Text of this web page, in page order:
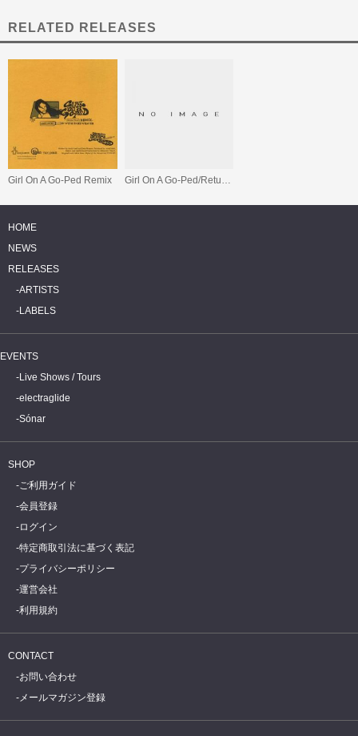
RELATED RELEASES
Girl On A Go-Ped Remix
HOME
NEWS
RELEASES
ARTISTS
LABELS
EVENTS
Live Shows / Tours
electraglide
Sónar
SHOP
ご利用ガイド
会員登録
ログイン
特定商取引法に基づく表記
プライバシーポリシー
運営会社
利用規約
CONTACT
お問い合わせ
メールマガジン登録